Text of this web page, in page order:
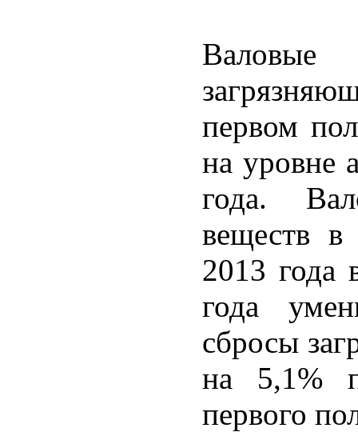
первом
на уровне
года.
веществ
2013 года
года
сбросы
на 5,1%
первого